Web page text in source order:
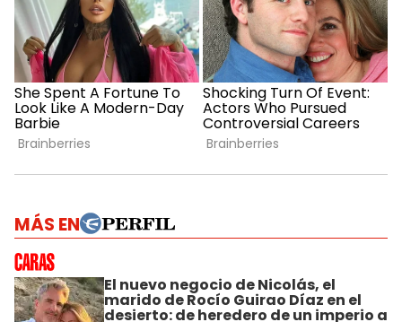
MÁS EN
El nuevo negocio de Nicolás, el
marido de Rocío Guirao Díaz en el
desierto: de heredero de un imperio a